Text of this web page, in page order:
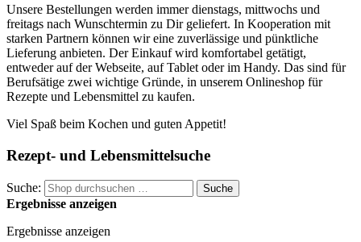
Unsere Bestellungen werden immer dienstags, mittwochs und
freitags nach Wunschtermin zu Dir geliefert. In Kooperation mit
starken Partnern können wir eine zuverlässige und pünktliche
Lieferung anbieten. Der Einkauf wird komfortabel getätigt,
entweder auf der Webseite, auf Tablet oder im Handy. Das sind für
Berufsätige zwei wichtige Gründe, in unserem Onlineshop für
Rezepte und Lebensmittel zu kaufen.
Viel Spaß beim Kochen und guten Appetit!
Rezept- und Lebensmittelsuche
Suche: Suche
Ergebnisse anzeigen
Ergebnisse anzeigen